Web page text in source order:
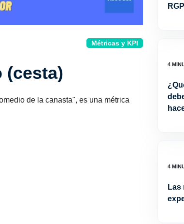
Métricas y KPI
(cesta)
de la canasta", es una métrica
Las